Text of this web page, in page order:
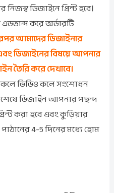
ডিজাইনে প্রিন্ট হবে।
করে অর্ডারটি
আমাদের ডিজাইনার
ডিজাইনের বিষয়ে আপনার
তৈরি করে দেখাবে।
ভিডিও কলে সংশোধন
ডিজাইন আপনার পছন্দ
করা হবে এবং কুড়িয়ার
4-5 দিনের মধ্যে হোম